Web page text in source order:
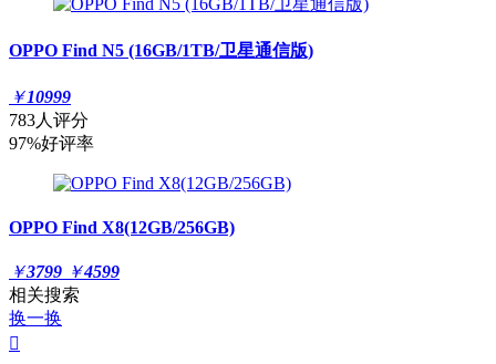
OPPO Find N5 (16GB/1TB/卫星通信版)
￥10999
783人评分
97%好评率
OPPO Find X8(12GB/256GB)
￥3799 ￥4599
相关搜索
换一换
